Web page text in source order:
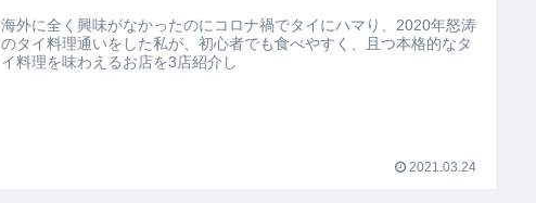
海外に全く興味がなかったのにコロナ禍でタイにハマり、2020年怒涛
のタイ料理通いをした私が、初心者でも食べやすく、且つ本格的なタ
イ料理を味わえるお店を3店紹介し
2021.03.24